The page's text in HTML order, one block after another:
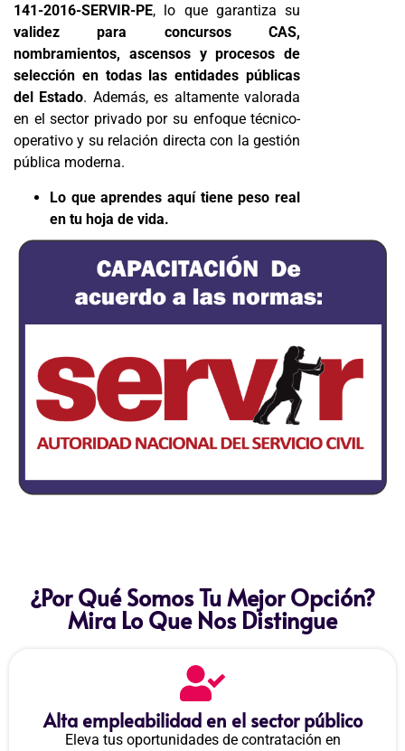
141-2016-SERVIR-PE, lo que garantiza su
validez para concursos CAS,
nombramientos, ascensos y procesos de
selección en todas las entidades públicas
del Estado. Además, es altamente valorada
en el sector privado por su enfoque técnico-
operativo y su relación directa con la gestión
pública moderna.
Lo que aprendes aquí tiene peso real
en tu hoja de vida.
¿Por Qué Somos Tu Mejor Opción?
Mira Lo Que Nos Distingue
Alta empleabilidad en el sector público
Eleva tus oportunidades de contratación en